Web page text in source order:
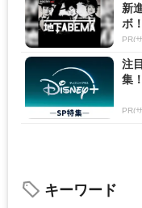
新
ボ！
PR(
注
集！
PR(
キーワード